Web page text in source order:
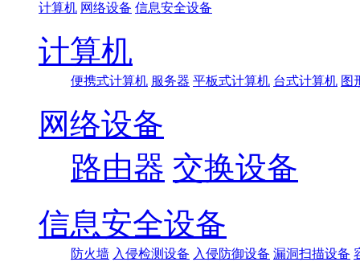
计算机 网络设备 信息安全设备
计算机
便携式计算机 服务器 平板式计算机 台式计算机 图
网络设备
路由器 交换设备
信息安全设备
防火墙 入侵检测设备 入侵防御设备 漏洞扫描设备